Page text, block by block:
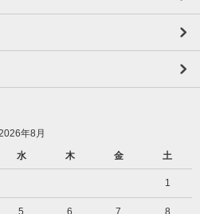
年8月
水 木 金 土
1
5 6 7 8